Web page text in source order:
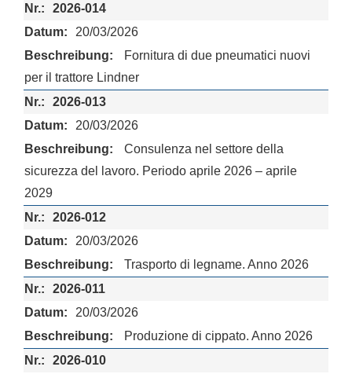
2026-014
20/03/2026
Fornitura di due pneumatici nuovi
per il trattore Lindner
2026-013
20/03/2026
Consulenza nel settore della
sicurezza del lavoro. Periodo aprile 2026 – aprile
2029
2026-012
20/03/2026
Trasporto di legname. Anno 2026
2026-011
20/03/2026
Produzione di cippato. Anno 2026
2026-010